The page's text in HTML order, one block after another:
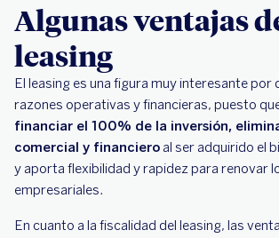
Algunas ventajas
leasing
El leasing es una figura muy interesante por
razones operativas y financieras, puesto
financiar el 100% de la inversión,
comercial y financiero al ser adquirido el
y aporta flexibilidad y rapidez para renovar
empresariales.
En cuanto a la fiscalidad del leasing, las